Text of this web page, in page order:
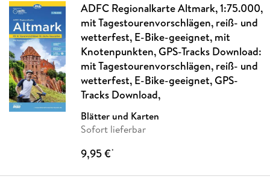
ADFC Regionalkarte Altmark, 1:75.000,
mit Tagestourenvorschlägen, reiß- und
wetterfest, E-Bike-geeignet, mit
Knotenpunkten, GPS-Tracks Download:
mit Tagestourenvorschlägen, reiß- und
wetterfest, E-Bike-geeignet, GPS-
Tracks Download,
Blätter und Karten
Sofort lieferbar
9,95 €*